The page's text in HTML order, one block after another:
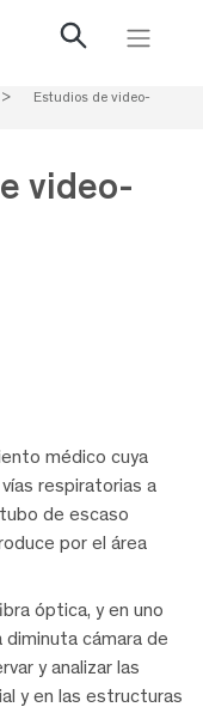
>
Estudios de video-
video-
médico cuya
respiratorias a
de escaso
por el área
óptica, y en uno
cámara de
y analizar las
y en las estructuras